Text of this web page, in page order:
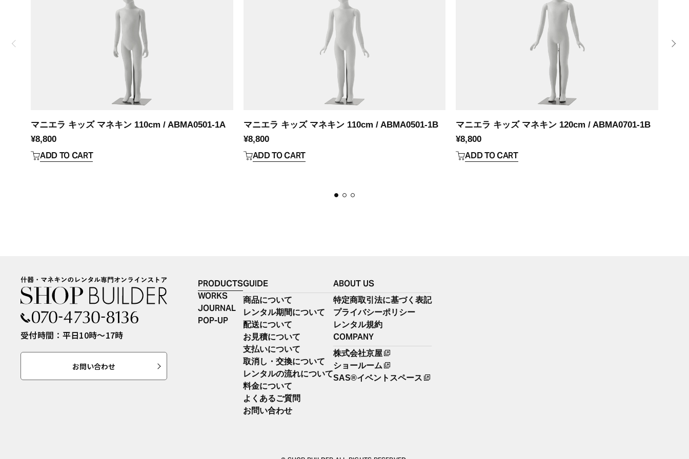
マニエラ キッズ マネキン 110cm / ABMA0501-1A
¥8,800
ADD TO CART
マニエラ キッズ マネキン 110cm / ABMA0501-1B
¥8,800
ADD TO CART
マニエラ キッズ マネキン 120cm / ABMA0701-1B
¥8,800
ADD TO CART
受付時間：平日10時〜17時
お問い合わせ
PRODUCTS
WORKS
JOURNAL
POP-UP
GUIDE
商品について
レンタル期間について
配送について
お見積について
支払いについて
取消し・交換について
レンタルの流れについて
料金について
よくあるご質問
お問い合わせ
ABOUT US
特定商取引法に基づく表記
プライバシーポリシー
レンタル規約
COMPANY
株式会社京屋
ショールーム
SAS®イベントスペース